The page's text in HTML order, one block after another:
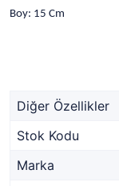
Boy: 15 Cm
Diğer Özellikler
Stok Kodu
Marka